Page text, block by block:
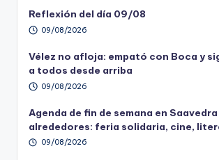
Reflexión del día 09/08
09/08/2026
Vélez no afloja: empató con Boca y
a todos desde arriba
09/08/2026
Agenda de fin de semana en Saavedra
alrededores: feria solidaria, cine,
09/08/2026